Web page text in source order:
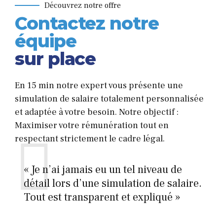
Découvrez notre offre
Contactez notre
équipe
sur place
En 15 min notre expert vous présente une
simulation de salaire totalement personnalisée
et adaptée à votre besoin. Notre objectif :
Maximiser votre rémunération tout en
respectant strictement le cadre légal.
« Je n’ai jamais eu un tel niveau de
détail lors d’une simulation de salaire.
Tout est transparent et expliqué »